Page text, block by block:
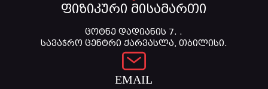
ფიზიკური მისამართი
ცოტნე დადიანის 7. .
სავაჭრო ცენტრი ქარვასლა, თბილისი.
EMAIL